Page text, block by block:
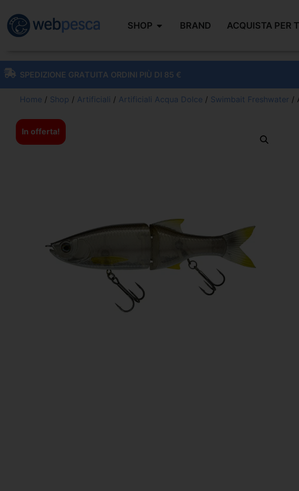
SHOP BRAND ACQUISTA PER
SPEDIZIONE GRATUITA ORDINI PIÙ DI 85 €
Home / Shop / Artificiali / Artificiali Acqua Dolce / Swimbait Freshwater /
In offerta!